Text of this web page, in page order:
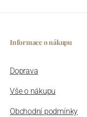
Informace o nákupu
Doprava
Vše o nákupu
Obchodní podmínky